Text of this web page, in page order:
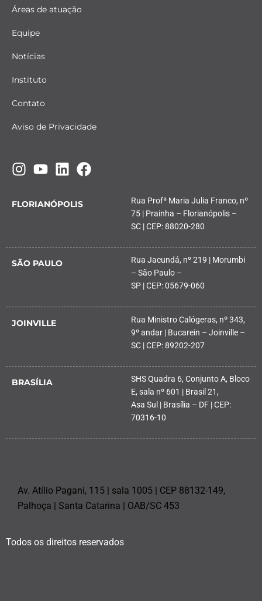
Áreas de atuação
Equipe
Notícias
Instituto
Contato
Aviso de Privacidade
FLORIANÓPOLIS
Rua Profª Maria Julia Franco, nº
75 | Prainha – Florianópolis –
SC | CEP: 88020-280
SÃO PAULO
Rua Jacundá, nº 219 | Morumbi
– São Paulo –
SP | CEP: 05679-060
JOINVILLE
Rua Ministro Calógeras, nº 343,
9º andar | Bucarein – Joinville –
SC | CEP: 89202-207
BRASÍLIA
SHS Quadra 6, Conjunto A, Bloco
E, sala nº 601 | Brasil 21,
Asa Sul | Brasília – DF | CEP:
70316-10
Av. Atílio Pagani, 115 | sala 1005 | CEP 88132-149,
Palhoça | Santa Catarina | OAB/SC 453
Todos os direitos reservados